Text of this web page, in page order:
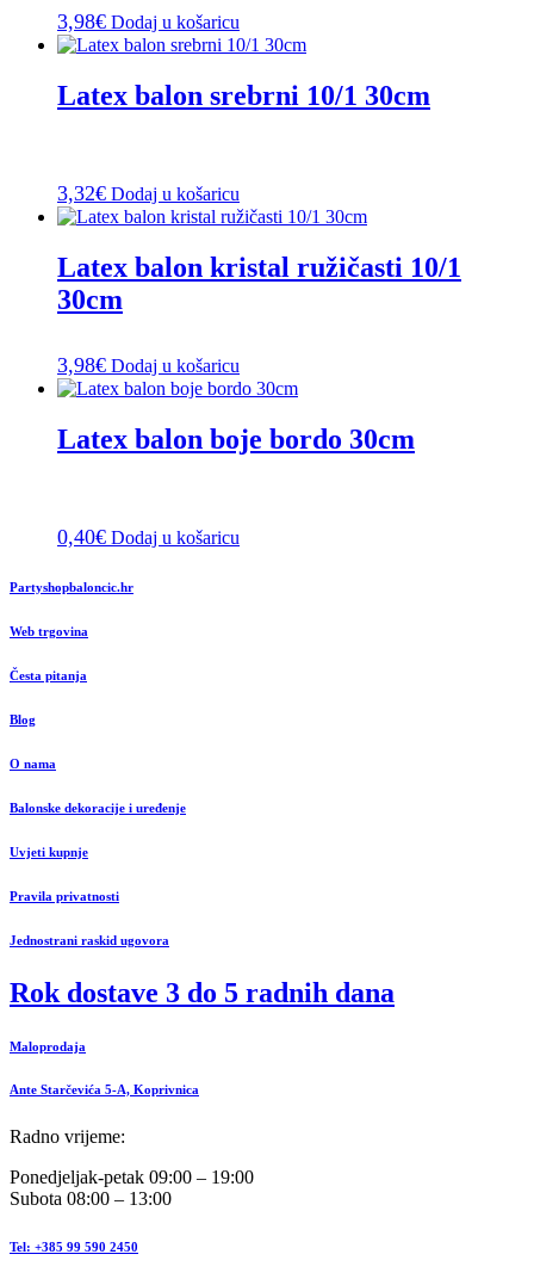
3,98€ Dodaj u košaricu
Latex balon srebrni 10/1 30cm
3,32€ Dodaj u košaricu
Latex balon kristal ružičasti 10/1
30cm
3,98€ Dodaj u košaricu
Latex balon boje bordo 30cm
0,40€ Dodaj u košaricu
Partyshopbaloncic.hr
Web trgovina
Česta pitanja
Blog
O nama
Balonske dekoracije i uređenje
Uvjeti kupnje
Pravila privatnosti
Jednostrani raskid ugovora
Rok dostave 3 do 5 radnih dana
Maloprodaja
Ante Starčevića 5-A, Koprivnica
Radno vrijeme:
Ponedjeljak-petak 09:00 – 19:00
Subota 08:00 – 13:00
Tel: +385 99 590 2450